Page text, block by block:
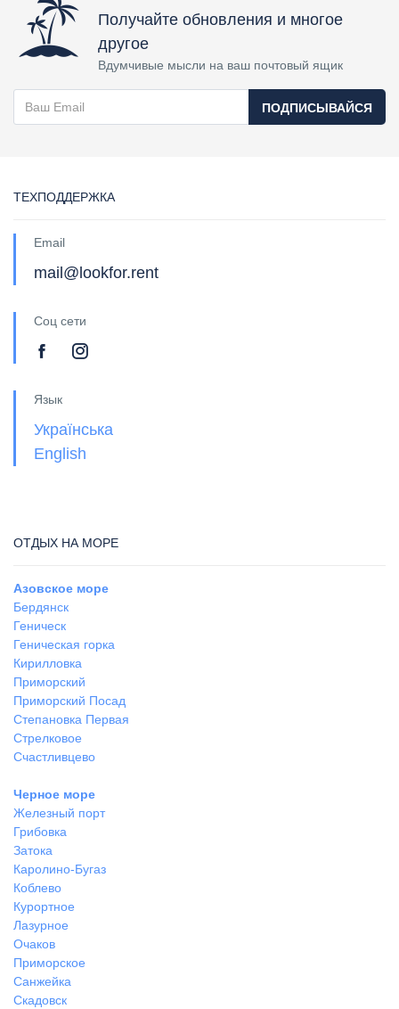
Получайте обновления и многое
другое
Вдумчивые мысли на ваш почтовый ящик
ПОДПИСЫВАЙСЯ
ТЕХПОДДЕРЖКА
Email
mail@lookfor.rent
Соц сети
Язык
Українська
English
ОТДЫХ НА МОРЕ
Азовское море
Бердянск
Геническ
Геническая горка
Кирилловка
Приморский
Приморский Посад
Степановка Первая
Стрелковое
Счастливцево
Черное море
Железный порт
Грибовка
Затока
Каролино-Бугаз
Коблево
Курортное
Лазурное
Очаков
Приморское
Санжейка
Скадовск